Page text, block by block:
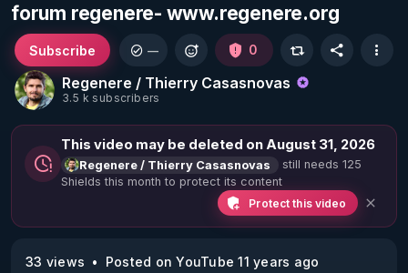
forum regenere- www.regenere.org
Regenere / Thierry Casasnovas
3.5 k subscribers
Subscribe — 0
This video may be deleted on August 31, 2026
Regenere / Thierry Casasnovas
still needs 125
Shields this month to protect its content
Protect this video
33 views
Posted on YouTube 11 years ago